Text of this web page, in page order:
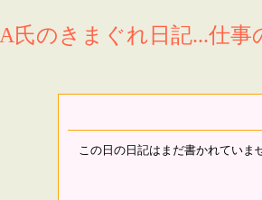
A氏のきまぐれ日記...仕事
この日の日記はまだ書かれていま